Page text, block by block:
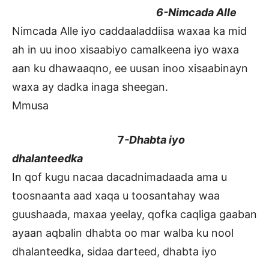
6-Nimcada Alle
Nimcada Alle iyo caddaaladdiisa waxaa ka mid
ah in uu inoo xisaabiyo camalkeena iyo waxa
aan ku dhawaaqno, ee uusan inoo xisaabinayn
waxa ay dadka inaga sheegan.
Mmusa
7-Dhabta iyo
dhalanteedka
In qof kugu nacaa dacadnimadaada ama u
toosnaanta aad xaqa u toosantahay waa
guushaada, maxaa yeelay, qofka caqliga gaaban
ayaan aqbalin dhabta oo mar walba ku nool
dhalanteedka, sidaa darteed, dhabta iyo